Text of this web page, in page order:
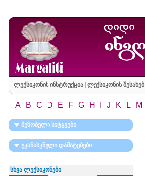
ლექსიკონის ინსტრუქცია| ლექსიკონის შესახებ|
A B C D E F G H J K L M
მეზობელი სიტყვები
უკანასკნელი დამატებები
სხვა ლექსიკონები